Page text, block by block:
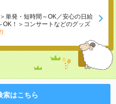
単発・短時間～OK／安心の日給
OK！＞コンサートなどのグッズ
索はこちら